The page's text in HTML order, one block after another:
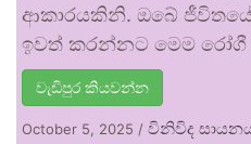
ආකාරයකිනි. ඔබේ
ඉවත් කරන්නට මෙම රෝගී
වැඩිපුර කියවන්න
October 5, 2025 / විනිවිද